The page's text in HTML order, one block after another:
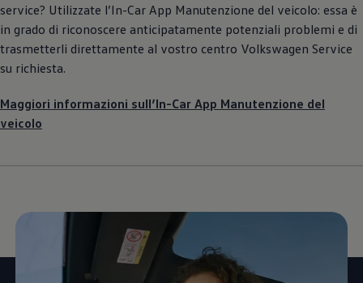
service? Utilizzate l’In-Car App Manutenzione del veicolo: essa è
in grado di riconoscere anticipatamente potenziali problemi e di
trasmetterli direttamente al vostro centro Volkswagen Service
su richiesta.
Maggiori informazioni sull’In-Car App Manutenzione del
veicolo